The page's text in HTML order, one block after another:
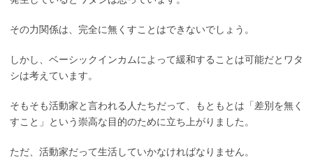
その力関係は、完全に無くすことはできないでしょう。
しかし、ベーシックインカムによって緩和することは可能だとワタ
シは考えています。
そもそも活動家と言われる人たちだって、もともとは「差別を無く
すこと」という崇高な目的のために立ち上がりました。
ただ、活動家だって生活していかなければなりません。